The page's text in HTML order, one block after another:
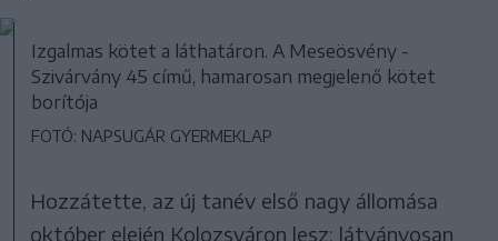
Izgalmas kötet a láthatáron. A Meseösvény -
Szivárvány 45 című, hamarosan megjelenő kötet
borítója
FOTÓ: NAPSUGÁR GYERMEKLAP
Hozzátette, az új tanév első nagy állomása
október elején Kolozsváron lesz: látványosan